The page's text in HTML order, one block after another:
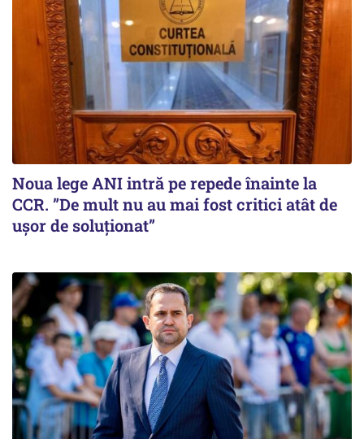
Noua lege ANI intră pe repede înainte la
CCR. ”De mult nu au mai fost critici atât de
ușor de soluționat”